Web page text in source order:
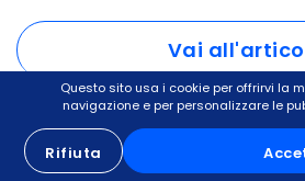
Vai
DSA e BES
Questo sito usa i cookie per offrirvi la
navigazione e per personalizzare le
Rifiuta